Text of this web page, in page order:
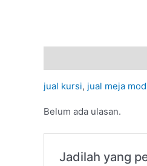
jual kursi, jual meja
Belum ada ulasan.
Jadilah yang